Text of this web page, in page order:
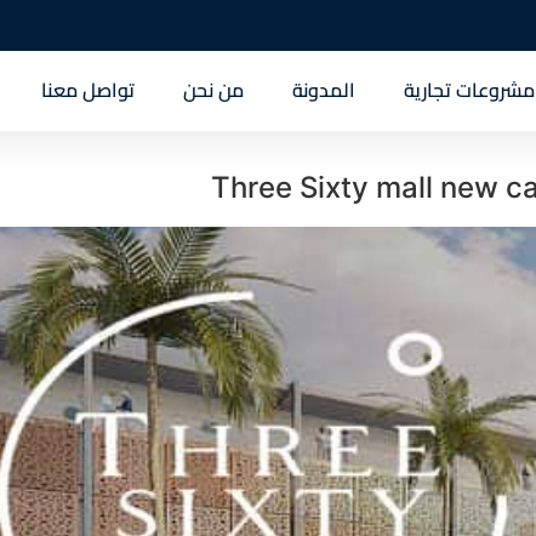
مشروعات تجارية المدونة من نحن تواصل معنا